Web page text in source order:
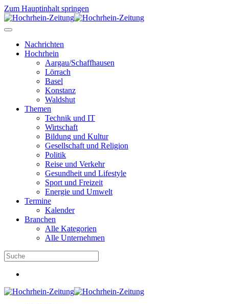
Zum Hauptinhalt springen
Nachrichten
Hochrhein
Aargau/Schaffhausen
Lörrach
Basel
Konstanz
Waldshut
Themen
Technik und IT
Wirtschaft
Bildung und Kultur
Gesellschaft und Religion
Politik
Reise und Verkehr
Gesundheit und Lifestyle
Sport und Freizeit
Energie und Umwelt
Termine
Kalender
Branchen
Alle Kategorien
Alle Unternehmen